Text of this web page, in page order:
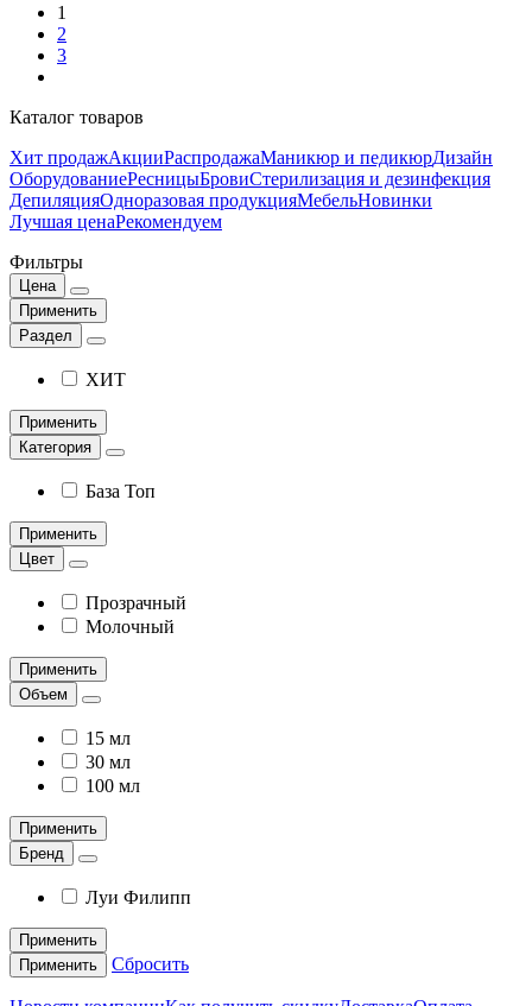
1
2
3
Каталог товаров
Хит продажАкцииРаспродажаМаникюр и педикюрДизайн
ОборудованиеРесницыБровиСтерилизация и дезинфекция
ДепиляцияОдноразовая продукцияМебельНовинки
Лучшая ценаРекомендуем
Фильтры
Цена
Применить
Раздел
ХИТ
Применить
Категория
База Топ
Применить
Цвет
Прозрачный
Молочный
Применить
Объем
15 мл
30 мл
100 мл
Применить
Бренд
Луи Филипп
Применить
Применить
Сбросить